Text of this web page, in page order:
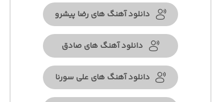
دانلود آهنگ های رضا پیشرو
دانلود آهنگ های صادق
دانلود آهنگ های علی سورنا